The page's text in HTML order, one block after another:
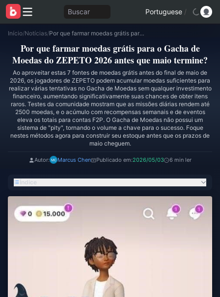
Buscar Portuguese /
Início/Notícias/ Por que farmar moedas grátis para o Gacha de Moedas do ZEPETO 2026 antes que maio termine?
Por que farmar moedas grátis para o Gacha de
Moedas do ZEPETO 2026 antes que maio termine?
Ao aproveitar estas 7 fontes de moedas grátis antes do final de maio de
2026, os jogadores de ZEPETO podem acumular moedas suficientes para
realizar várias tentativas no Gacha de Moedas sem qualquer investimento
financeiro, aumentando significativamente suas chances de obter itens
raros. Testes da comunidade mostram que as missões diárias rendem até
2500 moedas, e o acúmulo com recompensas semanais e de eventos
eleva os totais para contas F2P. O Gacha de Moedas não possui um
sistema de "pity", tornando o volume a chave para o sucesso. Foque
nestes métodos agora para construir seu estoque antes que os prazos de
maio cheguem.
Autor: Marcus Chen Publicado em:2026/05/03 6 min ler
Índice